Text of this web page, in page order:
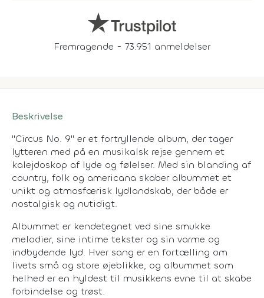
Fremragende - 73.951 anmeldelser
Beskrivelse
"Circus No. 9" er et fortryllende album, der tager
lytteren med på en musikalsk rejse gennem et
kalejdoskop af lyde og følelser. Med sin blanding af
country, folk og americana skaber albummet et
unikt og atmosfærisk lydlandskab, der både er
nostalgisk og nutidigt.
Albummet er kendetegnet ved sine smukke
melodier, sine intime tekster og sin varme og
indbydende lyd. Hver sang er en fortælling om
livets små og store øjeblikke, og albummet som
helhed er en hyldest til musikkens evne til at skabe
forbindelse og trøst.